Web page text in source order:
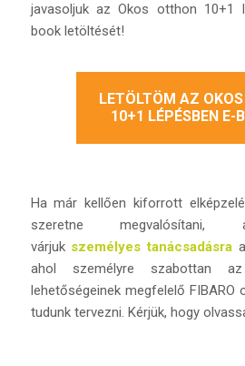
javasoljuk az Okos otthon 10+1
book letöltését!
LETÖLTÖM AZ
10+1 LÉPÉSBEN E-
Ha már kellően kiforrott
szeretne megvalósítani,
várjukszemélyes tanácsadásra
ahol személyre szabottan
lehetőségeinek megfelelő
tudunk tervezni. Kérjük, hogy